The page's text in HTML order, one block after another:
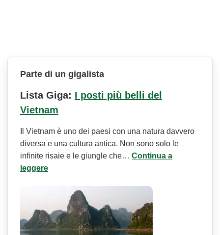
Parte di un gigalista
Lista Giga: I posti più belli del
Vietnam
Il Vietnam è uno dei paesi con una natura davvero
diversa e una cultura antica. Non sono solo le
infinite risaie e le giungle che… Continua a
leggere